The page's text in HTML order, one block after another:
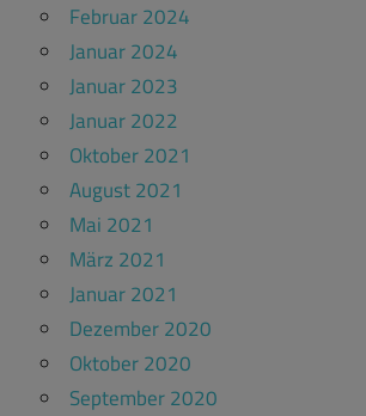
Februar 2024
Januar 2024
Januar 2023
Januar 2022
Oktober 2021
August 2021
Mai 2021
März 2021
Januar 2021
Dezember 2020
Oktober 2020
September 2020